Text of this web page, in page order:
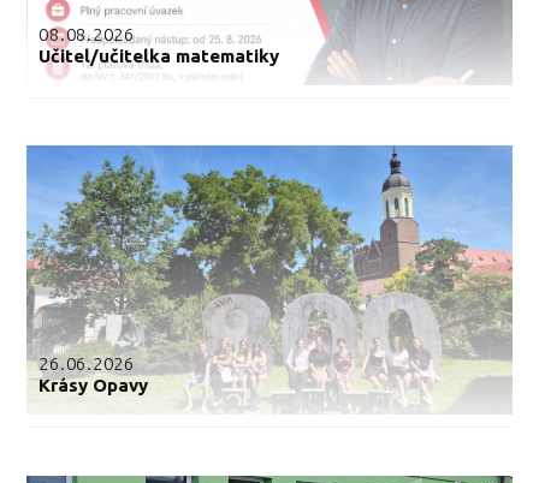
08.08.2026
Učitel/učitelka matematiky
26.06.2026
Krásy Opavy